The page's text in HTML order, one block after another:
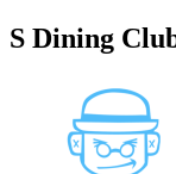
S Dining